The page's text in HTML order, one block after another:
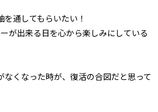
通してもらいたい！
が出来る日を心から楽しみにしている
くなった時が、復活の合図だと思って